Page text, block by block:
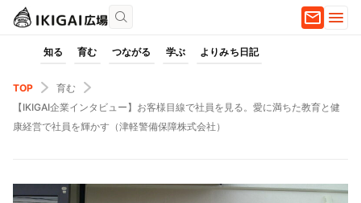
知る 育む つながる 学ぶ よりみち日記
TOP
育む
【IKIGAI企業インタビュー】お客様目線で社員を見る。愛に満ちた教育と健
康経営で社員を輝かす（津軽警備保障株式会社）